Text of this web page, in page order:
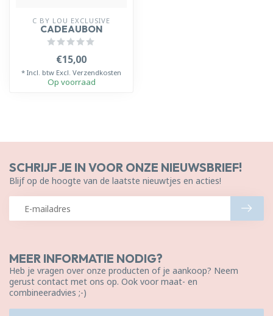
C BY LOU EXCLUSIVE
CADEAUBON
€15,00
* Incl. btw Excl. Verzendkosten
Op voorraad
MEER INFORMATIE NODIG?
Heb je vragen over onze producten of je aankoop? Neem
gerust contact met ons op. Ook voor maat- en
combineeradvies ;-)
SCHRIJF JE IN VOOR ONZE NIEUWSBRIEF!
Blijf op de hoogte van de laatste nieuwtjes en acties!